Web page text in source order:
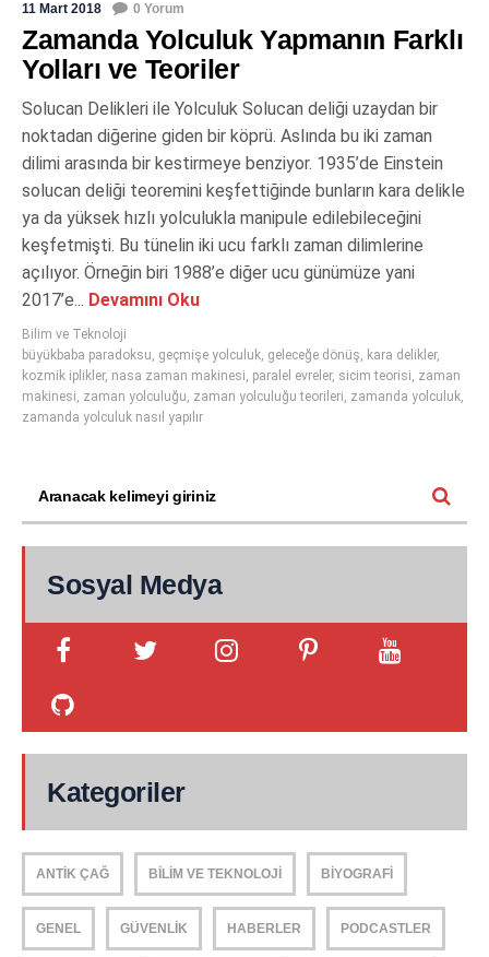
11 Mart 2018 0 Yorum
Zamanda Yolculuk Yapmanın Farklı
Yolları ve Teoriler
Solucan Delikleri ile Yolculuk Solucan deliği uzaydan bir
noktadan diğerine giden bir köprü. Aslında bu iki zaman
dilimi arasında bir kestirmeye benziyor. 1935’de Einstein
solucan deliği teoremini keşfettiğinde bunların kara delikle
ya da yüksek hızlı yolculukla manipule edilebileceğini
keşfetmişti. Bu tünelin iki ucu farklı zaman dilimlerine
açılıyor. Örneğin biri 1988’e diğer ucu günümüze yani
2017’e... Devamını Oku
Bilim ve Teknoloji
büyükbaba paradoksu, geçmişe yolculuk, geleceğe dönüş, kara delikler,
kozmik iplikler, nasa zaman makinesi, paralel evreler, sicim teorisi, zaman
makinesi, zaman yolculuğu, zaman yolculuğu teorileri, zamanda yolculuk,
zamanda yolculuk nasıl yapılır
Sosyal Medya
Kategoriler
ANTIK ÇAĞ BILIM VE TEKNOLOJI BIYOGRAFI
GENEL GÜVENLIK HABERLER PODCASTLER